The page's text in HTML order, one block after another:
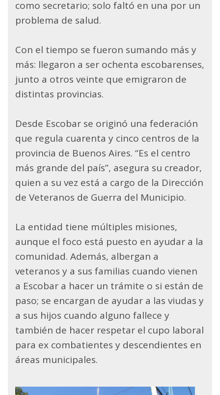
como secretario; solo faltó en una por un
problema de salud.
Con el tiempo se fueron sumando más y
más: llegaron a ser ochenta escobarenses,
junto a otros veinte que emigraron de
distintas provincias.
Desde Escobar se originó una federación
que regula cuarenta y cinco centros de la
provincia de Buenos Aires. “Es el centro
más grande del país”, asegura su creador,
quien a su vez está a cargo de la Dirección
de Veteranos de Guerra del Municipio.
La entidad tiene múltiples misiones,
aunque el foco está puesto en ayudar a la
comunidad. Además, albergan a
veteranos y a sus familias cuando vienen
a Escobar a hacer un trámite o si están de
paso; se encargan de ayudar a las viudas y
a sus hijos cuando alguno fallece y
también de hacer respetar el cupo laboral
para ex combatientes y descendientes en
áreas municipales.